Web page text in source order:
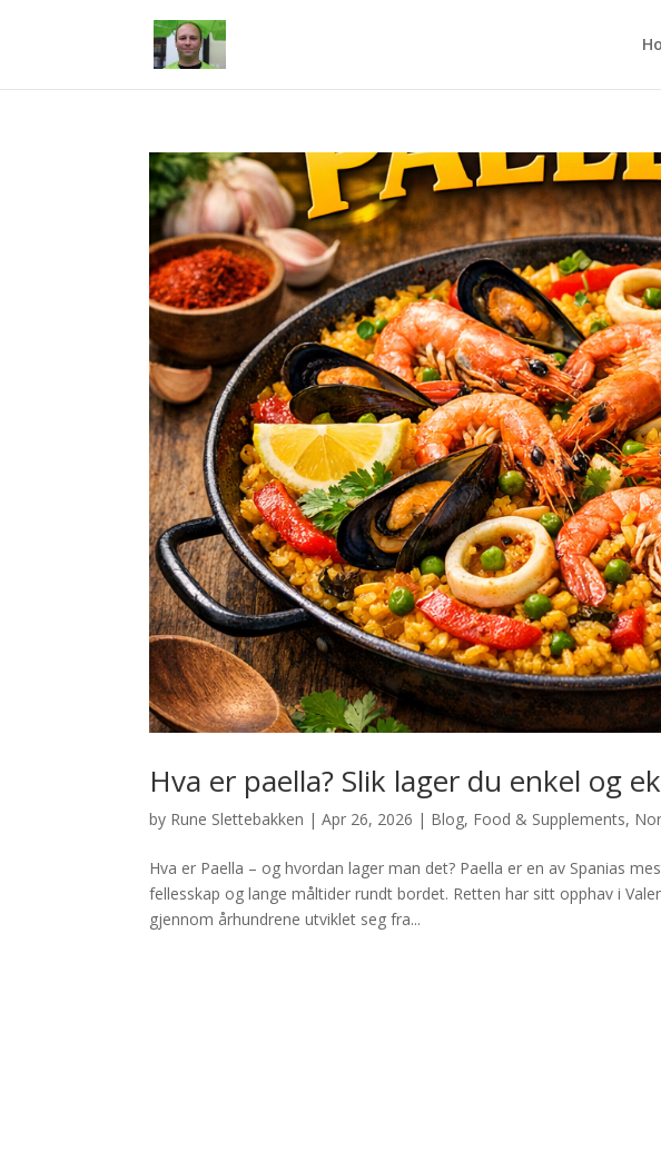
Hva er paella? Slik lager du enkel og
by Rune Slettebakken |Apr 26, 2026 | Blog, Food & Supplements,
Hva er Paella – og hvordan lager man det? Paella er en av Spanias
fellesskap og lange måltider rundt bordet. Retten har sitt opphav i
gjennom århundrene utviklet seg fra...